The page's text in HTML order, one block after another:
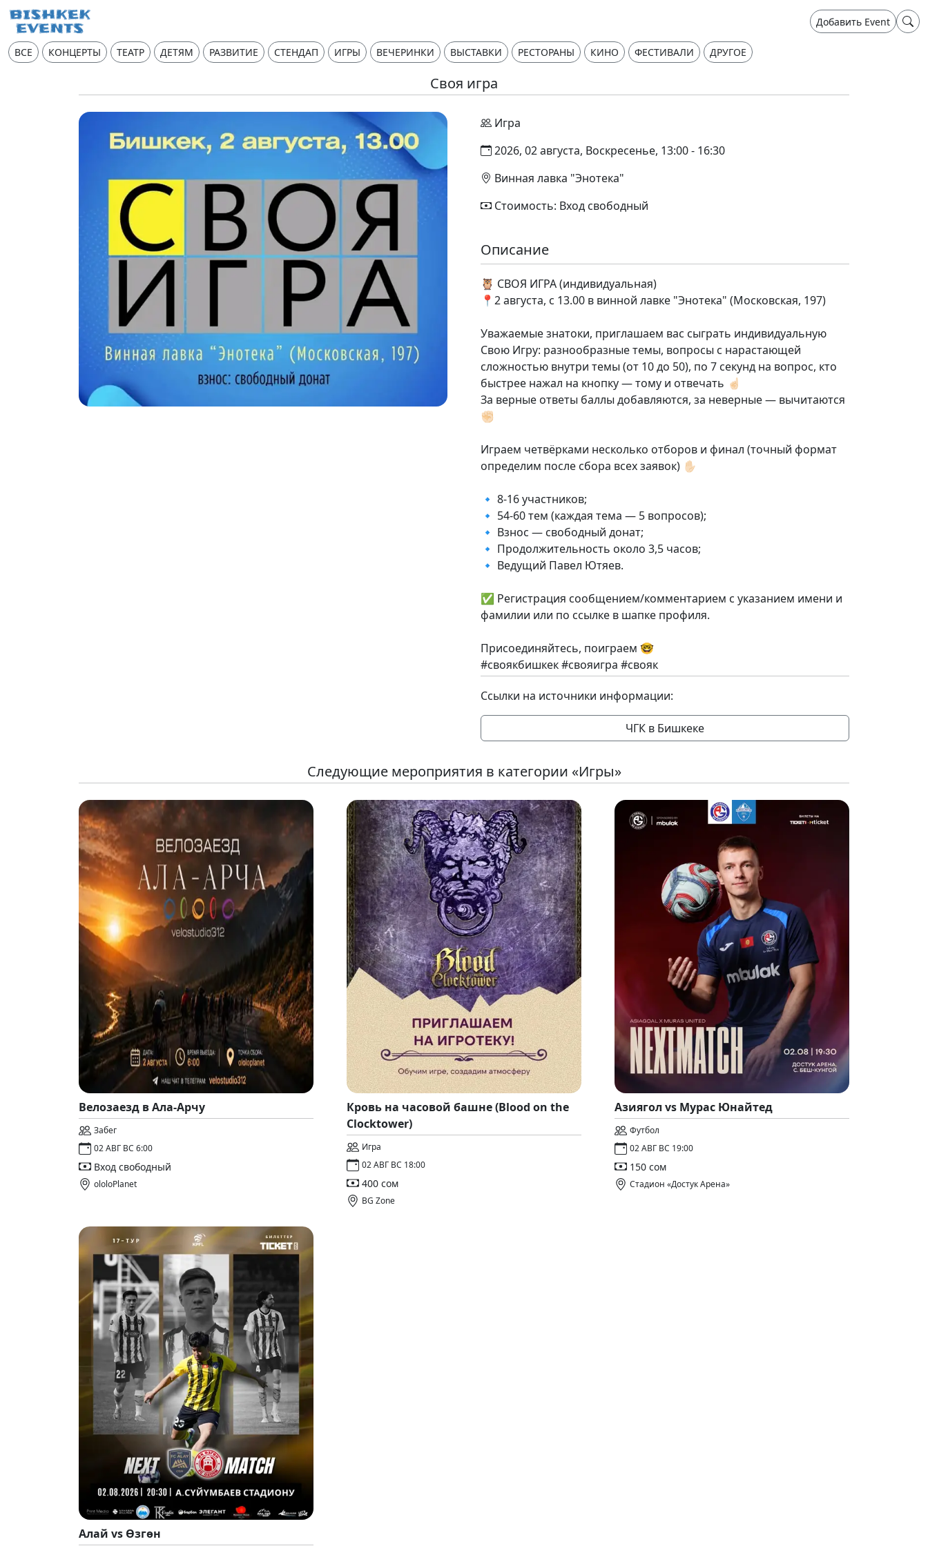
Добавить Event
ВСЕ КОНЦЕРТЫ ТЕАТР ДЕТЯМ РАЗВИТИЕ СТЕНДАП ИГРЫ ВЕЧЕРИНКИ ВЫСТАВКИ РЕСТОРАНЫ КИНО ФЕСТИВАЛИ ДРУГОЕ
Своя игра
Игра
2026, 02 августа, Воскресенье, 13:00 - 16:30
Винная лавка "Энотека"
Стоимость: Вход свободный
Описание
🦉 СВОЯ ИГРА (индивидуальная)
📍2 августа, с 13.00 в винной лавке "Энотека" (Московская, 197)
Уважаемые знатоки, приглашаем вас сыграть индивидуальную
Свою Игру: разнообразные темы, вопросы с нарастающей
сложностью внутри темы (от 10 до 50), по 7 секунд на вопрос, кто
быстрее нажал на кнопку — тому и отвечать ☝🏻
За верные ответы баллы добавляются, за неверные — вычитаются
✊🏻
Играем четвёрками несколько отборов и финал (точный формат
определим после сбора всех заявок) ✋🏻
🔹 8-16 участников;
🔹 54-60 тем (каждая тема — 5 вопросов);
🔹 Взнос — свободный донат;
🔹 Продолжительность около 3,5 часов;
🔹 Ведущий Павел Ютяев.
✅ Регистрация сообщением/комментарием с указанием имени и
фамилии или по ссылке в шапке профиля.
Присоединяйтесь, поиграем 🤓
#своякбишкек #свояигра #свояк
Ссылки на источники информации:
ЧГК в Бишкеке
Следующие мероприятия в категории «Игры»
Велозаезд в Ала-Арчу
Забег
02 АВГ ВС 6:00
Вход свободный
ololoPlanet
Кровь на часовой башне (Blood on the
Clocktower)
Игра
02 АВГ ВС 18:00
400 сом
BG Zone
Азиягол vs Мурас Юнайтед
Футбол
02 АВГ ВС 19:00
150 сом
Стадион «Достук Арена»
Алай vs Өзгөн